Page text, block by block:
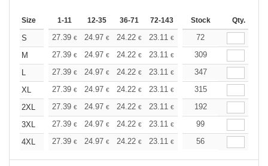
Size 1-11 12-35 36-71 72-143 144-287 288 +
Stock Qty.
S 27.39 € 24.97 € 24.22 € 23.11 € 21.80€
72
M
27.39 € 24.97 € 24.22 € 23.11 € 21.80€
309
L
27.39 € 24.97 € 24.22 € 23.11 € 21.80€
347
XL
27.39 € 24.97 € 24.22 € 23.11 € 21.80€
315
2XL
27.39 € 24.97 € 24.22 € 23.11 € 21.80€
192
3XL
27.39 € 24.97 € 24.22 € 23.11 € 21.80€
99
4XL
27.39 € 24.97 € 24.22 € 23.11 € 21.80€
56